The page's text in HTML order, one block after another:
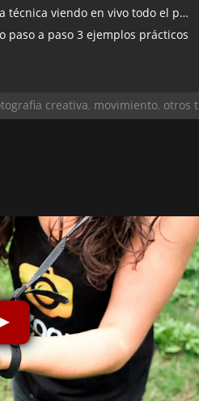
viendo en vivo todo el proceso
paso a paso 3 ejemplos prácticos
creativa, movimiento, otros temas